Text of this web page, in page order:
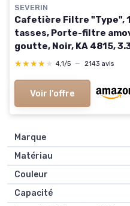
SEVERIN
Cafetière Filtre "Type",
tasses, Porte-filtre
goutte, Noir, KA 4815,
verre
★★★★★
★★★★★ 4,1/5 — 2143 avis
Voir l'offre
Marque
Matériau
Couleur
Capacité